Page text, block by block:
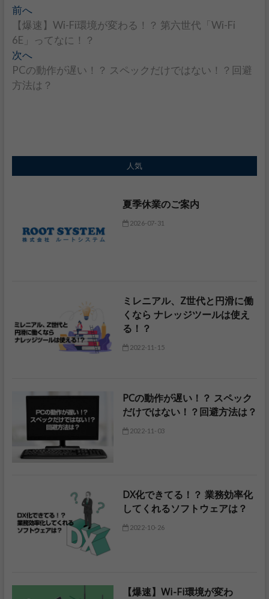
投
稿
ナ
ビ
シ
ョ
前へ過
去
の
投
稿
:
【爆速】Wi-Fi環境が変わる！？ 第六世代「Wi-Fi
6E」ってなに！？
次へ次
の
投
PCの動作が遅い！？ スペックだけではない！？回避
方法は？
人気
夏季休業のご案内
2026-07-31
ミレニアル、Z世代と円滑に働
くなら ナレッジツールは使え
る！？
2022-11-15
PCの動作が遅い！？ スペック
だけではない！？回避方法は？
2022-11-03
DX化できてる！？ 業務効率化
してくれるソフトウェアは？
2022-10-26
【爆速】Wi-Fi環境が変わ